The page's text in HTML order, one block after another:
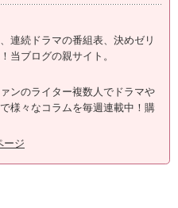
連続ドラマの番組表、決めゼリ
当ブログの親サイト。
ンのライター複数人でドラマや
様々なコラムを毎週連載中！購
ージ